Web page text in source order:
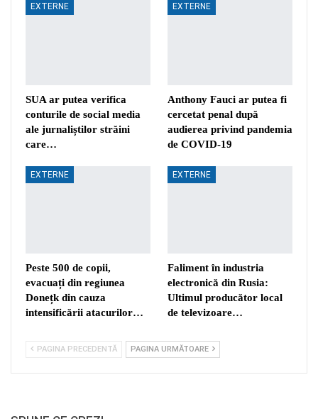
EXTERNE
SUA ar putea verifica
conturile de social media
ale jurnaliștilor străini
care…
EXTERNE
Anthony Fauci ar putea fi
cercetat penal după
audierea privind pandemia
de COVID-19
EXTERNE
Peste 500 de copii,
evacuați din regiunea
Donețk din cauza
intensificării atacurilor…
EXTERNE
Faliment în industria
electronică din Rusia:
Ultimul producător local
de televizoare…
PAGINA PRECEDENTĂ PAGINA URMĂTOARE